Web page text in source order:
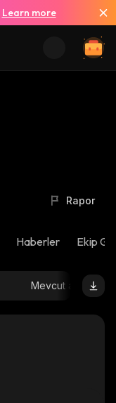
Learn more
Rapor
Haberler Ekip
Mevcut arz